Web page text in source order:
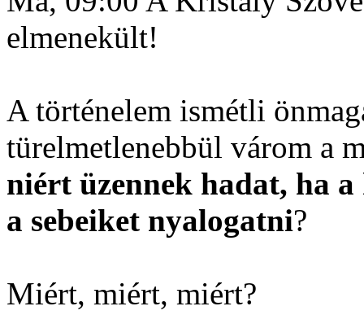
elmenekült!
A történelem ismétli
türelmetlenebbül várom a
niért üzennek hadat, ha
a sebeiket nyalogatni?
Miért, miért, miért?